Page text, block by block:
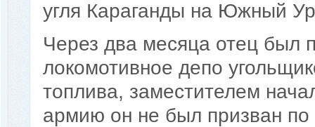
угля Караганды на Южный
Через два месяца отец был
локомотивное депо
топлива, заместителем
армию он не был призван